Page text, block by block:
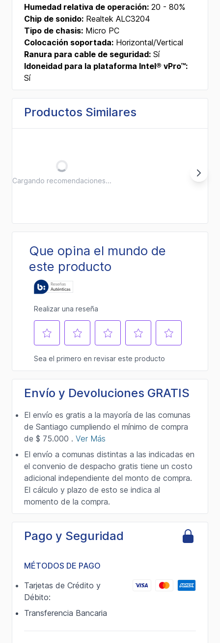
Humedad relativa de operación: 20 - 80%
Chip de sonido: Realtek ALC3204
Tipo de chasis: Micro PC
Colocación soportada: Horizontal/Vertical
Ranura para cable de seguridad: Sí
Idoneidad para la plataforma Intel® vPro™:
Sí
Productos Similares
Cargando recomendaciones...
Envío y Devoluciones GRATIS
El envío es gratis a la mayoría de las comunas
de Santiago cumpliendo el mínimo de compra
de $ 75.000 . Ver Más
El envío a comunas distintas a las indicadas en
el convenio de despacho gratis tiene un costo
adicional independiente del monto de compra.
El cálculo y plazo de esto se indica al
momento de la compra.
Pago y Seguridad
MÉTODOS DE PAGO
Tarjetas de Crédito y
Débito:
Transferencia Bancaria